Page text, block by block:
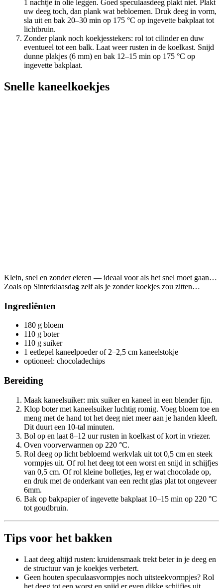
1 nachtje in olie leggen. Goed speculaasdeeg plakt niet. Plakt
uw deeg toch, dan plank wat bebloemen. Druk deeg in vorm,
sla uit en bak 20–30 min op 175 °C op ingevette bakplaat tot
lichtbruin.
Zonder plank noch koekjesstekers: rol tot cilinder en duw
eventueel tot een balk. Laat weer rusten in de koelkast. Snijd
dunne plakjes (6 mm) en bak 12–15 min op 175 °C op
ingevette bakplaat.
Snelle kaneelkoekjes
Klein, snel en zonder eieren — ideaal voor als het snel moet gaan…
Zoals op Sinterklaasdag zelf als je zonder koekjes zou zitten…
Ingrediënten
180 g bloem
110 g boter
110 g suiker
1 eetlepel kaneelpoeder of 2–2,5 cm kaneelstokje
optioneel: chocoladechips
Bereiding
Maak kaneelsuiker: mix suiker en kaneel in een blender fijn.
Klop boter met kaneelsuiker luchtig romig. Voeg bloem toe en
meng met de hand tot het deeg niet meer aan je handen kleeft.
Dit duurt een 10-tal minuten.
Bol op en laat 8–12 uur rusten in koelkast of kort in vriezer.
Oven voorverwarmen op 220 °C.
Rol deeg op licht bebloemd werkvlak uit tot 0,5 cm en steek
vormpjes uit. Of rol het deeg tot een worst en snijd in schijfjes
van 0,5 cm. Of rol kleine bolletjes, leg er wat chocolade op,
en druk met de onderkant van een recht glas plat tot ongeveer
6mm.
Bak op bakpapier of ingevette bakplaat 10–15 min op 220 °C
tot goudbruin.
Tips voor het bakken
Laat deeg altijd rusten: kruidensmaak trekt beter in je deeg en
de structuur van je koekjes verbetert.
Geen houten speculaasvormpjes noch uitsteekvormpjes? Rol
het deeg tot een worst en snijd er even dikke schijfjes uit.